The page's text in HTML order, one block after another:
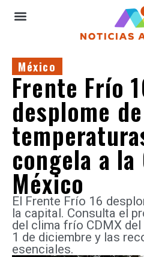
México
Frente Frío
desplome de
congela a la
México
El Frente Frío 16
la capital. Consulta el
del clima frío CDMX
1 de diciembre y las
esenciales.